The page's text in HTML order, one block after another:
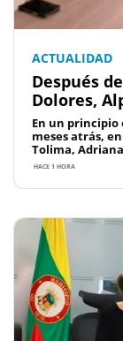
ACTUALIDAD
Después
Dolores,
En un principio
meses atrás,
Tolima,
HACE 1 HORA